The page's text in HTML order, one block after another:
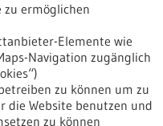
ermöglichen
Elemente wie
Navigation zugänglich
zu können um zu
die Website benutzen und
zu können